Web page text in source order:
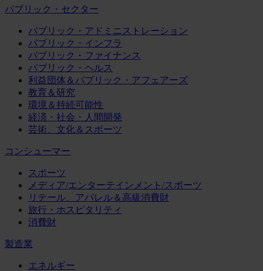
パブリック・セクター
パブリック・アドミニストレーション
パブリック・インフラ
パブリック・ファイナンス
パブリック・ヘルス
利益団体＆パブリック・アフェアーズ
教育＆研究
環境＆持続可能性
経済・社会・人間開発
芸術、文化＆スポーツ
コンシューマー
スポーツ
メディア/エンターテインメント/スポーツ
リテール、アパレル＆高級消費財
旅行・ホスピタリティ
消費財
製造業
エネルギー